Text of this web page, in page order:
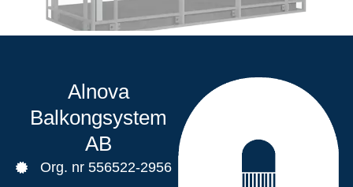
Alnova
Balkongsystem
AB
Org. nr 556522-2956